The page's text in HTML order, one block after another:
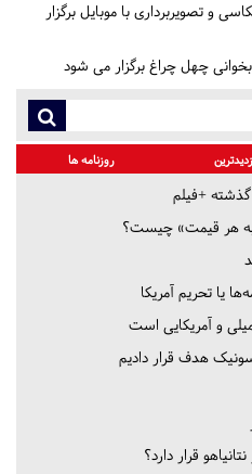
و تصویربرداری با موبایل برگزار
چهل چراغ برگزار می شود
روزنامه ها
به هر قیمت» چیست؟
یا تحریم‌ آمریکا
و آمریکایی است
هدف قرار دادیم
قرار دارد؟